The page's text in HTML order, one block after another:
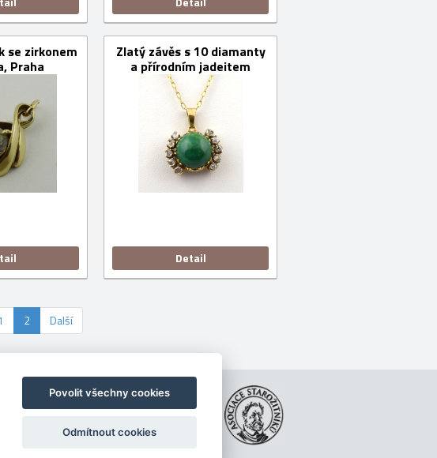
se zirkonem
Praha
Zlatý závěs s 10 diamanty
a přírodním jadeitem
Detail
2 Další
Cookies
Povolit všechny cookies
Odmítnout cookies